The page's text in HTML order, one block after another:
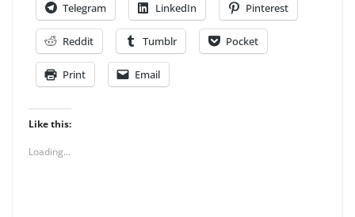
Telegram LinkedIn Pinterest
Reddit Tumblr Pocket
Print Email
Like this:
Loading...